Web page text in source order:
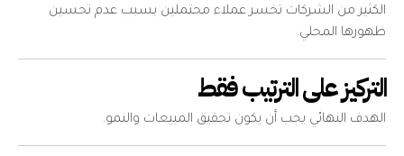
الكثير من الشركات تخسر عملاء محتملين بسبب عدم تحسين
ظهورها المحلي.
التركيز على الترتيب فقط
الهدف النهائي يجب أن يكون تحقيق المبيعات والنمو.